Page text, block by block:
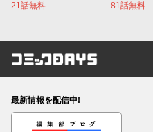
21話無料 81話無料
コミックDAYS
最新情報を配信中!
編集部ブログ